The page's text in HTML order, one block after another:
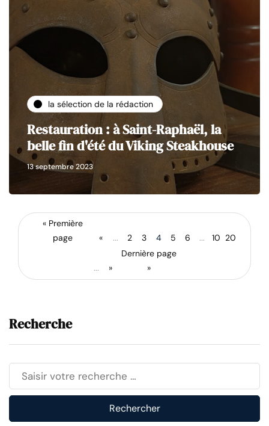
la sélection de la rédaction
Restauration : à Saint-Raphaël, la
belle fin d'été du Viking Steakhouse
13 septembre 2023
« Première
page
« ... 2 3 4 5 6 ... 10 20
... »
Dernière page
»
Recherche